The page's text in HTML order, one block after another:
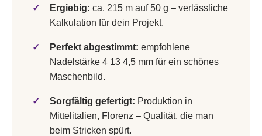
✓ Ergiebig: ca. 215 m auf 50 g – verlässliche
Kalkulation für dein Projekt.
✓ Perfekt abgestimmt: empfohlene
Nadelstärke 4 13 4,5 mm für ein schönes
Maschenbild.
✓ Sorgfältig gefertigt: Produktion in
Mittelitalien, Florenz – Qualität, die man
beim Stricken spürt.